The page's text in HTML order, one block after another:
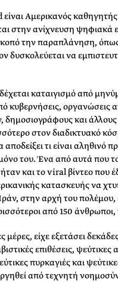
Αμερικανός
στην ανίχνευση
την παραπλάνηση,
δυσκολεύεται να
καταιγισμό από
κυβερνήσεις, οργανώσεις
δημοσιογράφους και
στον διαδικτυακό
τι είναι αληθινό
του. Ένα από αυτά που
και το viral βίντεο που
κατασκευής να
στην αρχή του πολέμου,
από 150 άνθρωποι,
μέρες, είχε εξετάσει
επιθέσεις, ψεύτικες
πυρκαγιές και
από τεχνητή